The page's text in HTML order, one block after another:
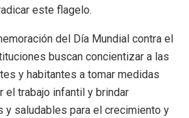
este flagelo.
del Día Mundial contra el
buscan concientizar a las
y habitantes a tomar medidas
el trabajo infantil y brindar
y saludables para el crecimiento y